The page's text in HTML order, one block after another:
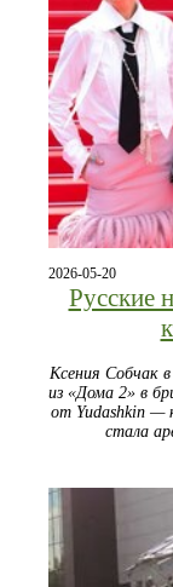
2026-05-20
Русские
Ксения Собчак
из «Дома 2» в
от Yudashkin —
стала